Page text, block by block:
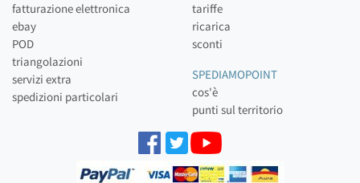
fatturazione elettronica
ebay
POD
triangolazioni
servizi extra
spedizioni particolari
tariffe
ricarica
sconti
SPEDIAMOPOINT
cos'è
punti sul territorio